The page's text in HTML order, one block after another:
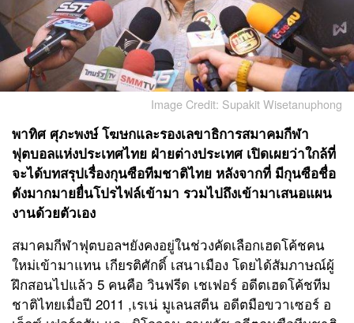
Image Credit: Supakit Wisetanuphong
พาทิศ ศุภะพงษ์ โฆษกและรองเลขาธิการสมาคมกีฬา
ฟุตบอลแห่งประเทศไทย ฝ่ายต่างประเทศ เปิดเผยว่าใกล้ที่
จะได้บทสรุปเรื่องกุนซือทีมชาติไทย หลังจากที่ มีกุนซือชื่อ
ดังมากมายยื่นโปรไฟล์เข้ามา รวมไปถึงเข้ามาเสนอแผน
งานด้วยตัวเอง
สมาคมกีฬาฟุตบอลฯยังคงอยู่ในช่วงคัดเลือกเฮดโค้ชคน
ใหม่เข้ามาแทน เกียรติศักดิ์ เสนาเมือง โดยได้สัมภาษณ์ผู้
ฝึกสอนไปแล้ว 5 คนคือ วินฟรีด เชเฟอร์ อดีตเฮดโค้ชทีม
ชาติไทยเมื่อปี 2011 ,เรเน่ มูเลนสตีน อดีตมือขวาเซอร์ อ